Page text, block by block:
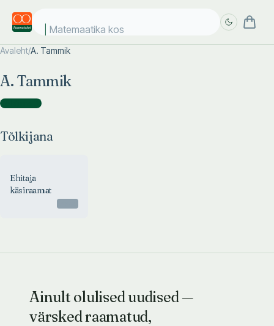
Matemaatika kosm
Avaleht/A. Tammik
A. Tammik
Tõlkijana )
Tõlkijana
Ehitaja
käsiraamat
Ainult olulised uudised —
värsked raamatud,